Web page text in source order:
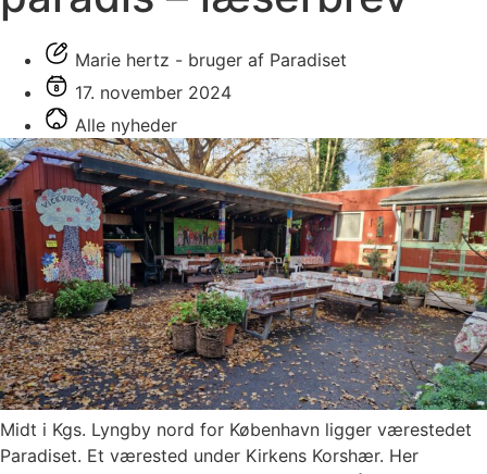
Marie hertz - bruger af Paradiset
17. november 2024
Alle nyheder
Midt i Kgs. Lyngby nord for København ligger værestedet
Paradiset. Et værested under Kirkens Korshær. Her